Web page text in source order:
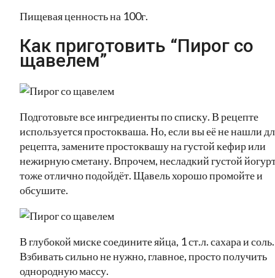
Пищевая ценность на 100г.
Как приготовить “Пирог со
щавелем”
Подготовьте все ингредиенты по списку. В рецепте
используется простокваша. Но, если вы её не нашли
рецепта, замените простоквашу на густой кефир или
нежирную сметану. Впрочем, несладкий густой
тоже отлично подойдёт. Щавель хорошо промойте и
обсушите.
В глубокой миске соедините яйца, 1 ст.л. сахара и соль.
Взбивать сильно не нужно, главное, просто получить
однородную массу.